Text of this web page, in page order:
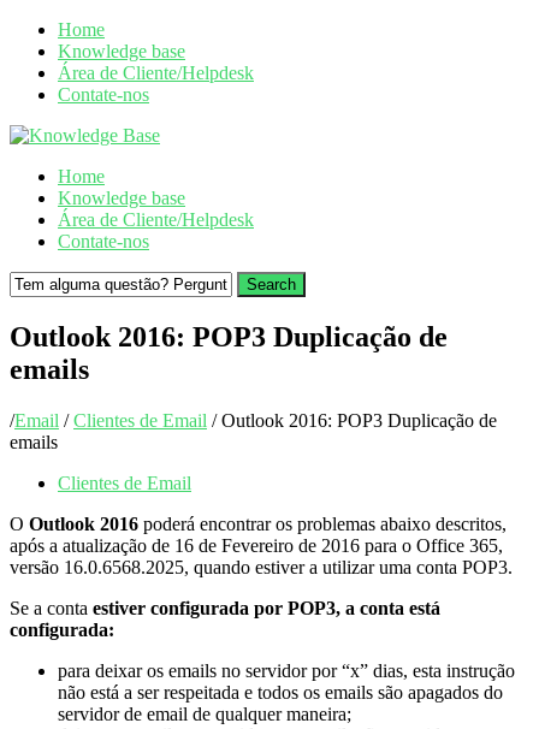
Home
Knowledge base
Área de Cliente/Helpdesk
Contate-nos
Home
Knowledge base
Área de Cliente/Helpdesk
Contate-nos
Search
Outlook 2016: POP3 Duplicação de
emails
/Email / Clientes de Email /Outlook 2016: POP3 Duplicação de
emails
Clientes de Email
O Outlook 2016 poderá encontrar os problemas abaixo descritos,
após a atualização de 16 de Fevereiro de 2016 para o Office 365,
versão 16.0.6568.2025, quando estiver a utilizar uma conta POP3.
Se a conta estiver configurada por POP3, a conta está
configurada:
para deixar os emails no servidor por “x” dias, esta instrução
não está a ser respeitada e todos os emails são apagados do
servidor de email de qualquer maneira;